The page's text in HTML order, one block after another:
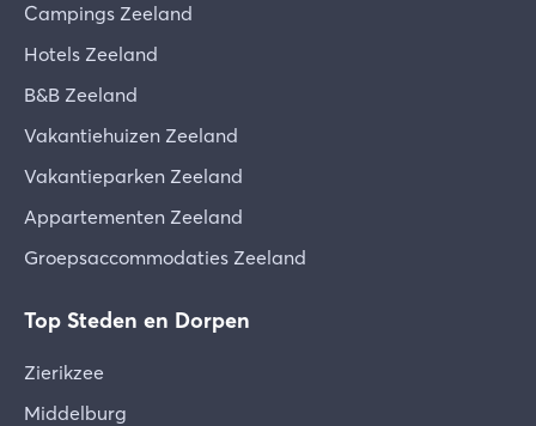
Campings Zeeland
Hotels Zeeland
B&B Zeeland
Vakantiehuizen Zeeland
Vakantieparken Zeeland
Appartementen Zeeland
Groepsaccommodaties Zeeland
Top Steden en Dorpen
Zierikzee
Middelburg